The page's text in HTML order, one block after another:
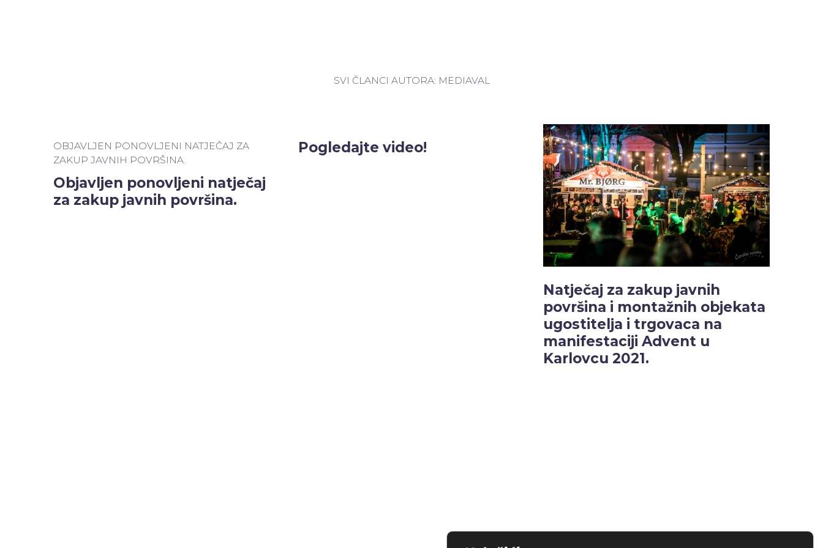
SVI ČLANCI AUTORA: MEDIAVAL
OBJAVLJEN PONOVLJENI NATJEČAJ ZA
ZAKUP JAVNIH POVRŠINA.
Objavljen ponovljeni natječaj
za zakup javnih površina.
Pogledajte video!
Natječaj za zakup javnih
površina i montažnih objekata
ugostitelja i trgovaca na
manifestaciji Advent u
Karlovcu 2021.